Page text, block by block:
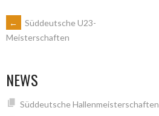
←
Süddeutsche U23-
Meisterschaften
NEWS
Süddeutsche Hallenmeisterschaften